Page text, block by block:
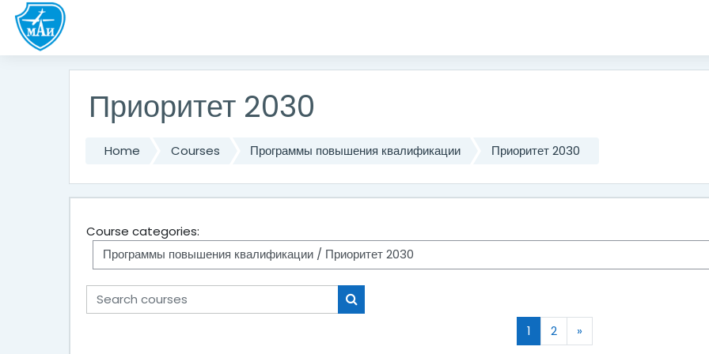
Skip to main content
Приоритет 2030
Home Courses Программы повышения квалификации Приоритет 2030
Course categories:
Search courses
Search courses
1 Page 1
2Page 2
»